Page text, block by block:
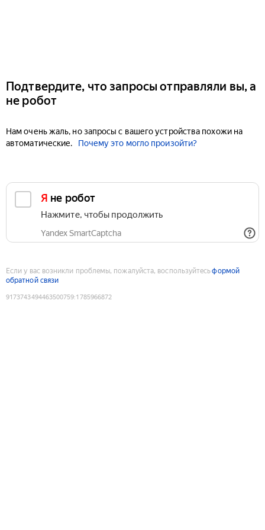
Подтвердите, что запросы отправляли вы, а
не робот
Нам очень жаль, но запросы с вашего устройства похожи на
автоматические.
Почему это могло произойти?
Я не робот
Нажмите, чтобы продолжить
Yandex SmartCaptcha
Если у вас возникли проблемы, пожалуйста, воспользуйтесьформой
обратной связи
9173743494463500759:1785966872